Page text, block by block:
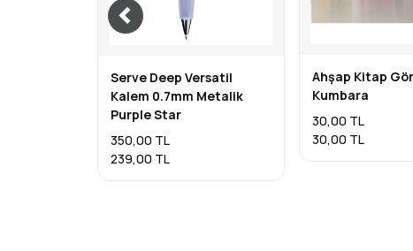
Serve Deep Versatil
Kalem 0.7mm Metalik
Purple Star
350,00 TL
239,00 TL
Ahşap Kitap
Kumbara
30,00 TL
30,00 TL